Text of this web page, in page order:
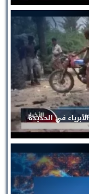
في الحديدة